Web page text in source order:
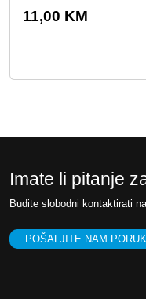
11,00 KM
Imate li pitanje
Budite slobodni kontaktirati
POŠALJITE NAM